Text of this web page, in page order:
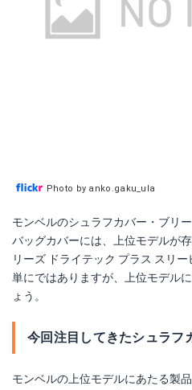
Photo by anko.gaku_ula
モンベルのシュラフカバー・ブリ
バッグカバーには、上位モデルが
リーズ ドライテック プラス スリ
単にではありますが、上位モデル
ょう。
今回注目してきたシュラフ
モンベルの上位モデルにあたる製